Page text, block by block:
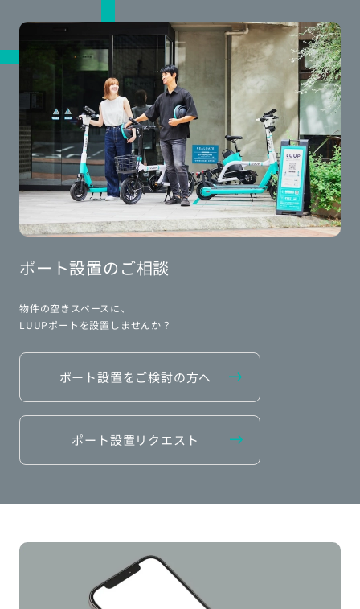
ポート設置のご相談
物件の空きスペースに、
LUUPポートを設置しませんか？
ポート設置をご検討の方へ
ポート設置リクエスト